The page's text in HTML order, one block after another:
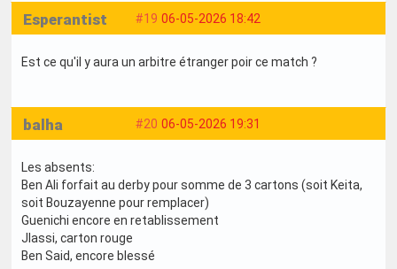
#19 06-05-2026 18:42
Esperantist
Est ce qu'il y aura un arbitre étranger poir ce match ?
#20 06-05-2026 19:31
balha
Les absents:
Ben Ali forfait au derby pour somme de 3 cartons (soit Keita,
soit Bouzayenne pour remplacer)
Guenichi encore en retablissement
Jlassi, carton rouge
Ben Said, encore blessé